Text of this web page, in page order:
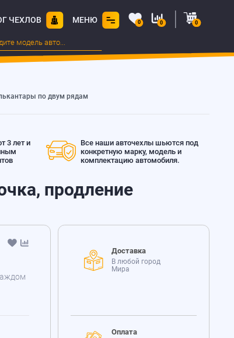
ЧЕХЛОВ МЕНЮ 0 0 0
по двум рядам
3 лет и
Все наши авточехлы шьются под
конкретную марку, модель и
комплектацию автомобиля.
продление
Доставка
В любой город
Мира
Оплата